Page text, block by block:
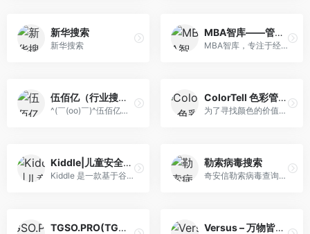
新华搜索
新华搜索
MBA智库——管理者专业学习成长平台
MBA智库，专注于经济管理领域的学习成长平台
伍佰亿（行业搜索）
^(￣(oo)￣)^伍佰亿是一个您想来就来想走就走的地方，您可以在伍佰亿找你所找看你所看，您可以在伍佰亿买你所买卖你所卖，您还可以在伍佰亿发你所发学你所学。希望您在伍佰亿找到你想找到的看到你想看的，买到你想买的卖掉你想卖的，发布你想发的学到你想学的。您在这里拥有的，就是伍佰亿！- WuBaiYi.com
ColorTell 色彩管理网
为了寻找颜色的价值，我们创建了ColorTell，让颜色来诉说自身价值。ColorTell 音译&quot;咖色&quot;，属于咖色科技（北京）有限公司旗下官方网站，一个专注于颜 色技术的团队，致力于颜色管理、颜色测量与还原工作。我们创建于2017年，有着年轻、梦想、技术主导型的攻城狮与布道师。将颜色、计算机和互联网相技术结合...
Kiddle|儿童安全搜索引擎网
Kiddle 是一款基于谷歌的安全搜索引擎，针对孩子们的上网行为和内容的可视化搜索引擎，解决父母担心孩子们在网上搜索的时候遇到不适合儿童观看的搜索结果。
勒索病毒搜索
奇安信勒索病毒查询网站支持检索800多种常见勒索病毒，支持解密感染最新勒索病毒的文件，对开启文档保护功能与敲诈先赔服务功能的政企用户提供安全保障及赔付服 务。
TGSO.PRO(TG搜索器） Versus – 万物皆可对比